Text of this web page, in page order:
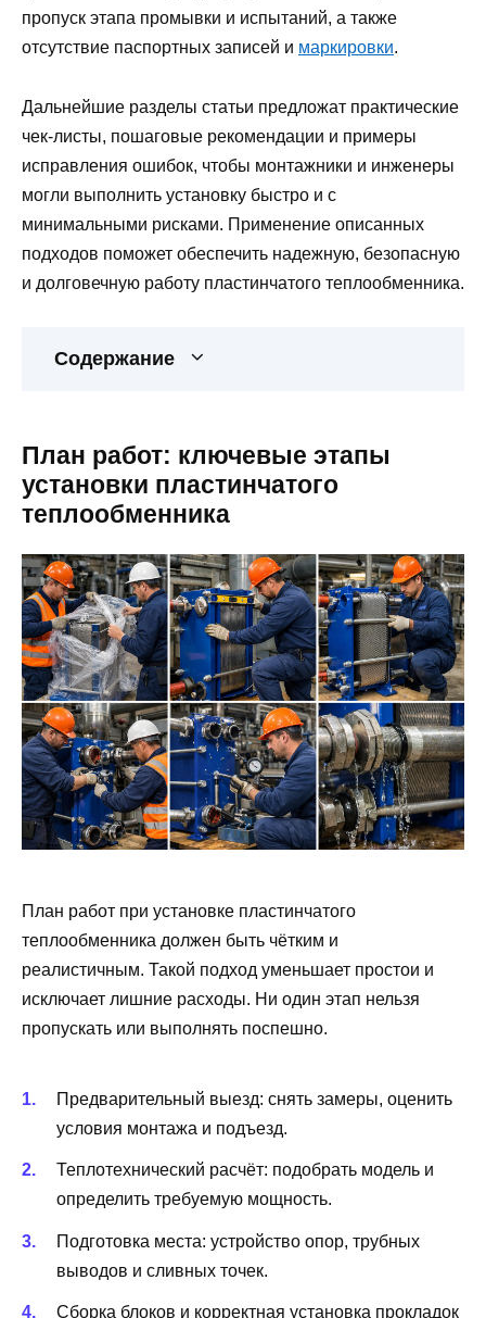
пропуск этапа промывки и испытаний, а также
отсутствие паспортных записей и маркировки.
Дальнейшие разделы статьи предложат практические
чек‑листы, пошаговые рекомендации и примеры
исправления ошибок, чтобы монтажники и инженеры
могли выполнить установку быстро и с
минимальными рисками. Применение описанных
подходов поможет обеспечить надежную, безопасную
и долговечную работу пластинчатого теплообменника.
Содержание
План работ: ключевые этапы
установки пластинчатого
теплообменника
План работ при установке пластинчатого
теплообменника должен быть чётким и
реалистичным. Такой подход уменьшает простои и
исключает лишние расходы. Ни один этап нельзя
пропускать или выполнять поспешно.
Предварительный выезд: снять замеры, оценить
условия монтажа и подъезд.
Теплотехнический расчёт: подобрать модель и
определить требуемую мощность.
Подготовка места: устройство опор, трубных
выводов и сливных точек.
Сборка блоков и корректная установка прокладок